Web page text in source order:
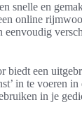
snelle en
online
eenvoudig
biedt een
in te voeren
in je